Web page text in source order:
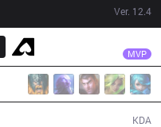
Ver. 12.4
MVP
KDA